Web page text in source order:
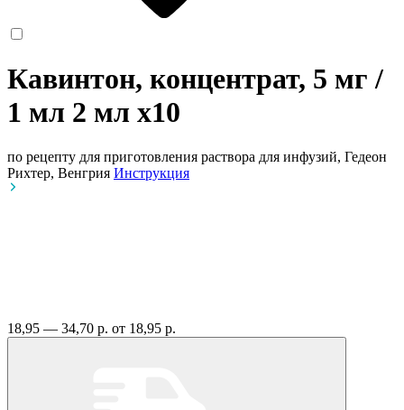
Кавинтон, концентрат, 5 мг /
1 мл 2 мл x10
по рецепту для приготовления раствора для инфузий, Гедеон
Рихтер, Венгрия Инструкция
18,95 — 34,70 р. от 18,95 р.